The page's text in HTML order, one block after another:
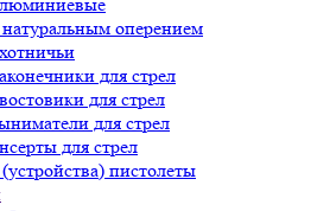
оперением
для стрел
для стрел
для стрел
для стрел
пистолеты